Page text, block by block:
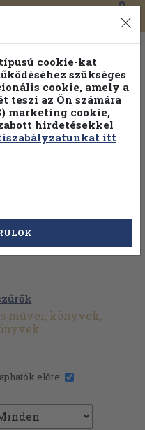
0
művei, könyvek,
előre:
cookie-kat
szükséges
cookie, amely a
teszi az Ön számára
marketing cookie,
hirdetésekkel
itt